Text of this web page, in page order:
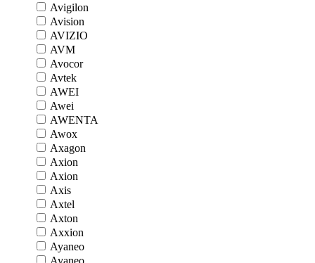
Avigilon
Avision
AVIZIO
AVM
Avocor
Avtek
AWEI
Awei
AWENTA
Awox
Axagon
Axion
Axion
Axis
Axtel
Axton
Axxion
Ayaneo
Ayaneo